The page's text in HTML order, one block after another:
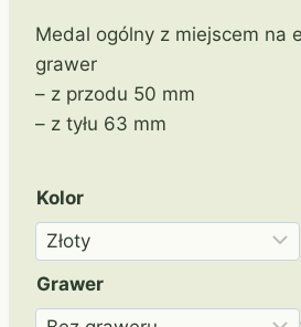
Medal ogólny z miejscem na
grawer
– z przodu 50 mm
– z tyłu 63 mm
Kolor
Grawer